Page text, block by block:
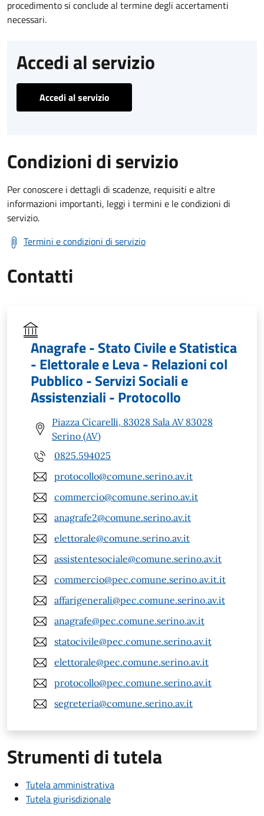
procedimento si conclude al termine degli accertamenti
necessari.
Accedi al servizio
Accedi al servizio
Condizioni di servizio
Per conoscere i dettagli di scadenze, requisiti e altre
informazioni importanti, leggi i termini e le condizioni di
servizio.
Termini e condizioni di servizio
Contatti
Anagrafe - Stato Civile e Statistica
- Elettorale e Leva - Relazioni col
Pubblico - Servizi Sociali e
Assistenziali - Protocollo
Piazza Cicarelli, 83028 Sala AV 83028
Serino (AV)
0825.594025
protocollo@comune.serino.av.it
commercio@comune.serino.av.it
anagrafe2@comune.serino.av.it
elettorale@comune.serino.av.it
assistentesociale@comune.serino.av.it
commercio@pec.comune.serino.av.it.it
affarigenerali@pec.comune.serino.av.it
anagrafe@pec.comune.serino.av.it
statocivile@pec.comune.serino.av.it
elettorale@pec.comune.serino.av.it
protocollo@pec.comune.serino.av.it
segreteria@comune.serino.av.it
Strumenti di tutela
Tutela amministrativa
Tutela giurisdizionale